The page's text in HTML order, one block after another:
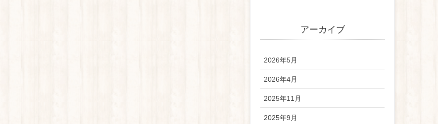
アーカイブ
2026年5月
2026年4月
2025年11月
2025年9月